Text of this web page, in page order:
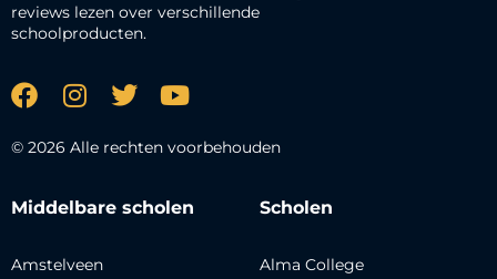
reviews lezen over verschillende
schoolproducten.
© 2026 Alle rechten voorbehouden
Middelbare scholen
Amstelveen
Scholen
Alma College